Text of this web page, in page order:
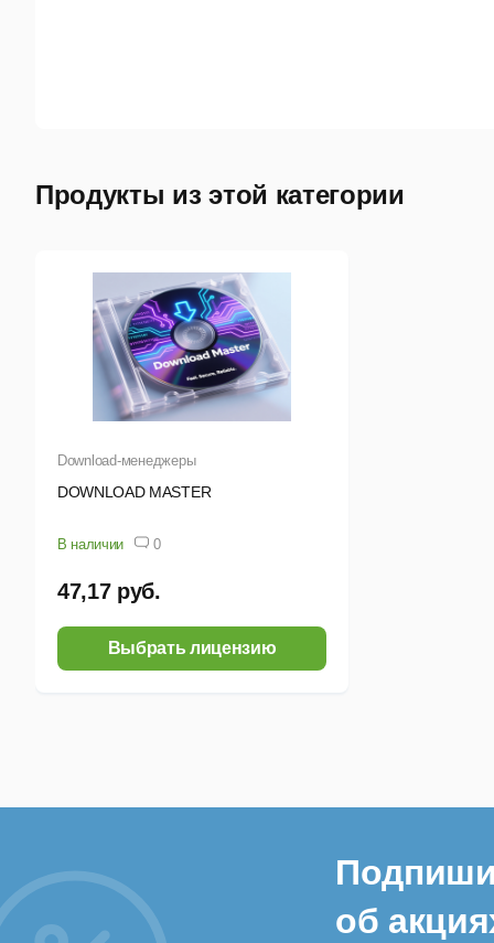
Продукты из этой категории
Download-менеджеры
DOWNLOAD MASTER
В наличии 0
47,17 руб.
Выбрать лицензию
об